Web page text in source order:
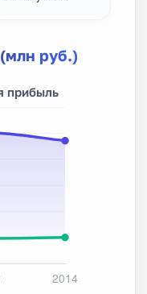
руб.)